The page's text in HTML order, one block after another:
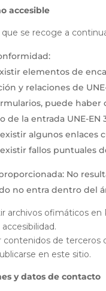
accesible
se recoge a
elementos de
y relaciones de
puede haber
de la entrada UNE-EN
algunos enlaces
fallos puntuales
No
no entra dentro del
archivos ofimáticos
contenidos de terceros
en este sitio.
y datos de contacto